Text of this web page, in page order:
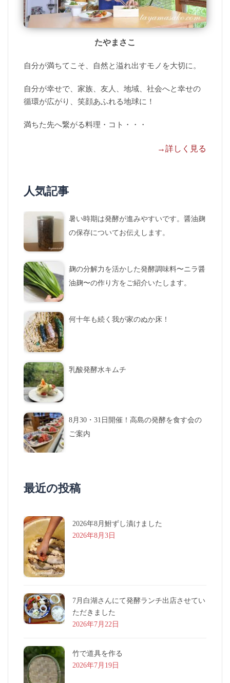
たやまさこ
自分が満ちてこそ、自然と溢れ出すモノを大切に。
自分が幸せで、家族、友人、地域、社会へと幸せの
循環が広がり、笑顔あふれる地球に！
満ちた先へ繋がる料理・コト・・・
→詳しく見る
人気記事
暑い時期は発酵が進みやすいです。醤油麹
の保存についてお伝えします。
麹の分解力を活かした発酵調味料〜ニラ醤
油麹〜の作り方をご紹介いたします。
何十年も続く我が家のぬか床！
乳酸発酵水キムチ
8月30・31日開催！高島の発酵を食す会の
ご案内
最近の投稿
2026年8月鮒ずし漬けました
2026年8月3日
7月白湖さんにて発酵ランチ出店させてい
ただきました
2026年7月22日
竹で道具を作る
2026年7月19日